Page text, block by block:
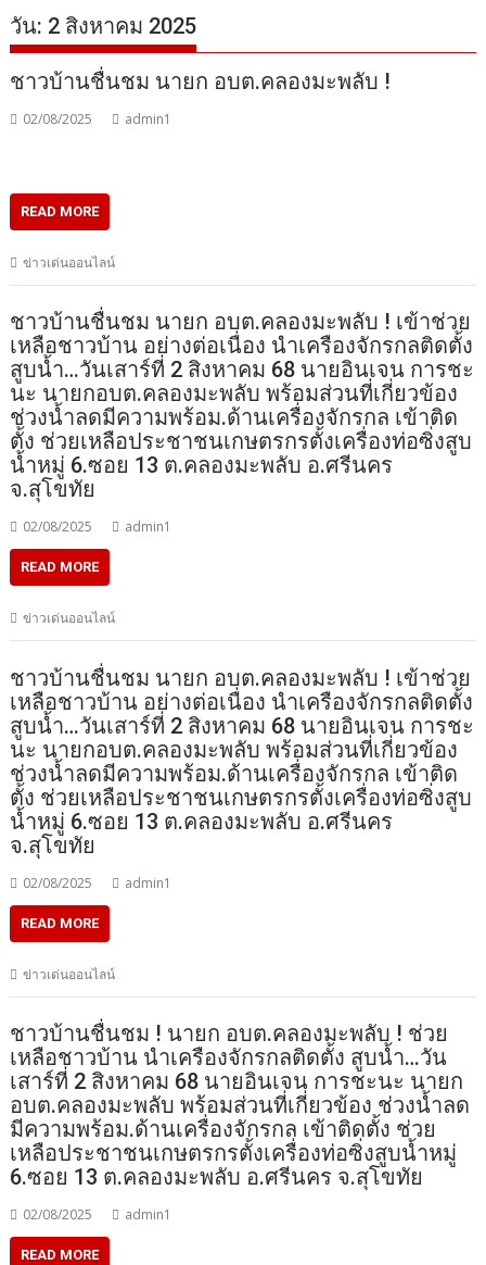
วัน: 2 สิงหาคม 2025
ชาวบ้านชื่นชม นายก อบต.คลองมะพลับ !
02/08/2025 admin1
READ MORE
ข่าวเด่นออนไลน์
ชาวบ้านชื่นชม นายก อบต.คลองมะพลับ ! เข้าช่วย
เหลือชาวบ้าน อย่างต่อเนื่อง นำเครืองจักรกลติดตั้ง
สูบน้ำ…วันเสาร์ที่ 2 สิงหาคม 68 นายอินเจน การชะ
นะ นายกอบต.คลองมะพลับ พร้อมส่วนที่เกี่ยวข้อง
ช่วงน้ำลดมีความพร้อม.ด้านเครื่องจักรกล เข้าติด
ตั้ง ช่วยเหลือประชาชนเกษตรกรตั้งเครื่องท่อซิ่งสูบ
น้ำหมู่ 6.ซอย 13 ต.คลองมะพลับ อ.ศรีนคร
จ.สุโขทัย
02/08/2025 admin1
READ MORE
ข่าวเด่นออนไลน์
ชาวบ้านชื่นชม นายก อบต.คลองมะพลับ ! เข้าช่วย
เหลือชาวบ้าน อย่างต่อเนื่อง นำเครืองจักรกลติดตั้ง
สูบน้ำ…วันเสาร์ที่ 2 สิงหาคม 68 นายอินเจน การชะ
นะ นายกอบต.คลองมะพลับ พร้อมส่วนที่เกี่ยวข้อง
ช่วงน้ำลดมีความพร้อม.ด้านเครื่องจักรกล เข้าติด
ตั้ง ช่วยเหลือประชาชนเกษตรกรตั้งเครื่องท่อซิ่งสูบ
น้ำหมู่ 6.ซอย 13 ต.คลองมะพลับ อ.ศรีนคร
จ.สุโขทัย
02/08/2025 admin1
READ MORE
ข่าวเด่นออนไลน์
ชาวบ้านชื่นชม ! นายก อบต.คลองมะพลับ ! ช่วย
เหลือชาวบ้าน นำเครืองจักรกลติดตั้ง สูบน้ำ…วัน
เสาร์ที่ 2 สิงหาคม 68 นายอินเจน การชะนะ นายก
อบต.คลองมะพลับ พร้อมส่วนที่เกี่ยวข้อง ช่วงน้ำลด
มีความพร้อม.ด้านเครื่องจักรกล เข้าติดตั้ง ช่วย
เหลือประชาชนเกษตรกรตั้งเครื่องท่อซิ่งสูบน้ำหมู่
6.ซอย 13 ต.คลองมะพลับ อ.ศรีนคร จ.สุโขทัย
02/08/2025 admin1
READ MORE